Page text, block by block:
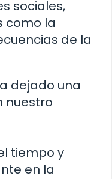
sociales,
como la
de la
dejado una
nuestro
tiempo y
en la